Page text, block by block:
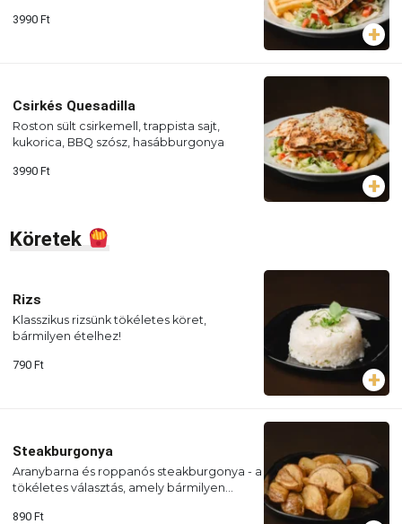
3990 Ft
Csirkés Quesadilla
Roston sült csirkemell, trappista sajt,
kukorica, BBQ szósz, hasábburgonya
3990 Ft
Köretek
Rizs
Klasszikus rizsünk tökéletes köret,
bármilyen ételhez!
790 Ft
Steakburgonya
Aranybarna és roppanós steakburgonya - a
tökéletes választás, amely bármilyen
890 Ft